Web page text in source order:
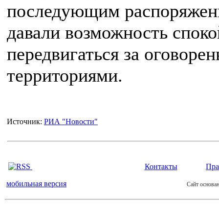
последующим
давали возможность
передвигаться за
территориями.
Источник: РИА "Новости"
Контакты
мобильная версия Сайт